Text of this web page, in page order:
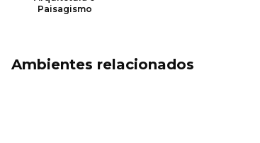
Paisagismo
Ambientes relacionados